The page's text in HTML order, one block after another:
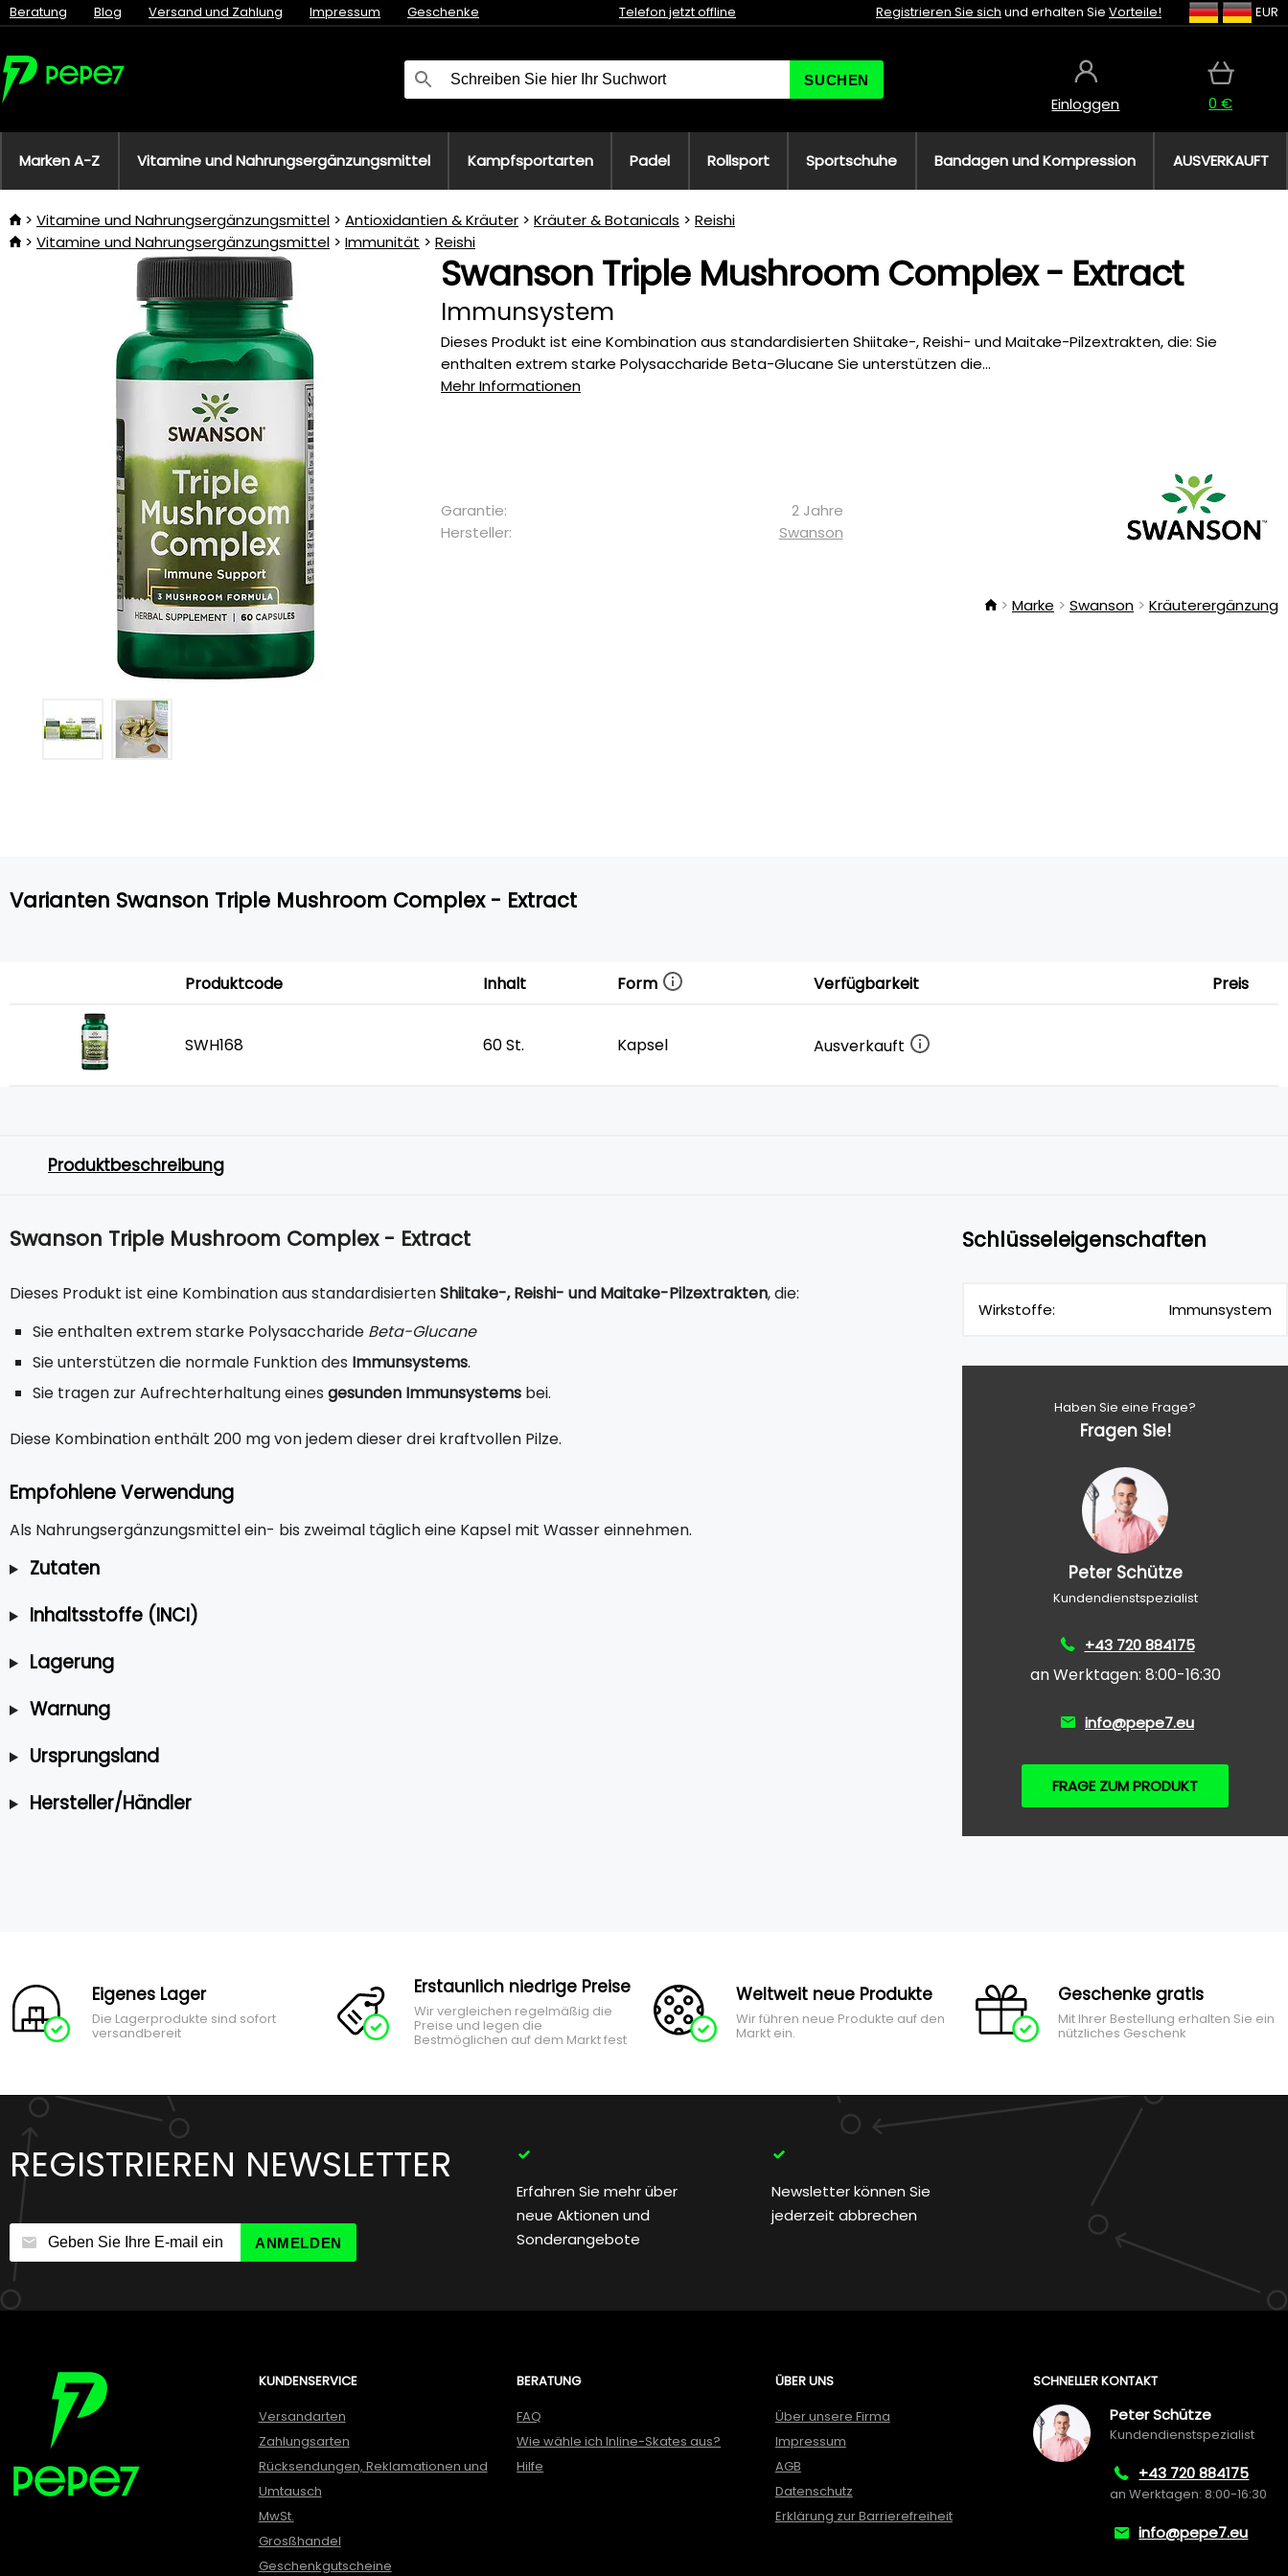
Beratung Blog Versand und Zahlung Impressum Geschenke Telefon jetzt offline Registrieren Sie sich und erhalten Sie Vorteile! EUR
SUCHEN
Einloggen 0 €
Marken A-Z Vitamine und Nahrungsergänzungsmittel Kampfsportarten Padel Rollsport Sportschuhe Bandagen und Kompression AUSVERKAUFT
Vitamine und Nahrungsergänzungsmittel Antioxidantien & Kräuter Kräuter & Botanicals
Reishi
Vitamine und Nahrungsergänzungsmittel
Immunität Reishi
Swanson Triple Mushroom Complex - Extract
Immunsystem
Dieses Produkt ist eine Kombination aus standardisierten Shiitake-, Reishi- und Maitake-Pilzextrakten, die: Sie
enthalten extrem starke Polysaccharide Beta-Glucane Sie unterstützen die...
Mehr Informationen
Garantie:
2 Jahre
Hersteller:
Swanson
Marke Swanson Kräuterergänzung
Varianten Swanson Triple Mushroom Complex - Extract
Produktcode Inhalt Form Verfügbarkeit Preis
SWH168 60 St. Kapsel Ausverkauft
Produktbeschreibung
Swanson Triple Mushroom Complex - Extract
Dieses Produkt ist eine Kombination aus standardisiertenShiitake-, Reishi- und Maitake-Pilzextrakten, die:
Sie enthalten extrem starke Polysaccharide Beta-Glucane
Sie unterstützen die normale Funktion des Immunsystems.
Sie tragen zur Aufrechterhaltung eines gesunden Immunsystems bei.
Diese Kombination enthält 200 mg von jedem dieser drei kraftvollen Pilze.
Empfohlene Verwendung
Als Nahrungsergänzungsmittel ein- bis zweimal täglich eine Kapsel mit Wasser einnehmen.
Zutaten
Inhaltsstoffe (INCI)
Lagerung
Warnung
Ursprungsland
Hersteller/Händler
Schlüsseleigenschaften
Wirkstoffe: Immunsystem
Haben Sie eine Frage?
Fragen Sie!
Peter Schütze
Kundendienstspezialist
+43 720 884175
an Werktagen: 8:00-16:30
info@pepe7.eu
FRAGE ZUM PRODUKT
Eigenes Lager
Die Lagerprodukte sind sofort
versandbereit
Erstaunlich niedrige Preise
Wir vergleichen regelmäßig die
Preise und legen die
Bestmöglichen auf dem Markt fest
Weltweit neue Produkte
Wir führen neue Produkte auf den
Markt ein.
Geschenke gratis
Mit Ihrer Bestellung erhalten Sie ein
nützliches Geschenk
REGISTRIEREN NEWSLETTER
ANMELDEN
Erfahren Sie mehr über
neue Aktionen und
Sonderangebote
Newsletter können Sie
jederzeit abbrechen
KUNDENSERVICE
Versandarten
Zahlungsarten
Rücksendungen, Reklamationen und
Umtausch
MwSt.
Grosßhandel
Geschenkgutscheine
BERATUNG
FAQ
Wie wähle ich Inline-Skates aus?
Hilfe
ÜBER UNS
Über unsere Firma
Impressum
AGB
Datenschutz
Erklärung zur Barrierefreiheit
SCHNELLER KONTAKT
Peter Schütze
Kundendienstspezialist
+43 720 884175
an Werktagen: 8:00-16:30
info@pepe7.eu